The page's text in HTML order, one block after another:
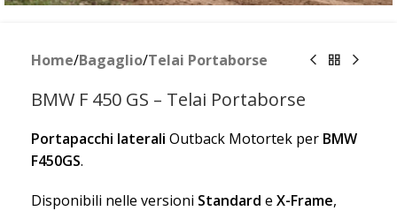
Home/Bagaglio/Telai Portaborse
BMW F 450 GS – Telai Portaborse
Portapacchi laterali Outback Motortek per BMW
F450GS.
Disponibili nelle versioni Standard e X-Frame,